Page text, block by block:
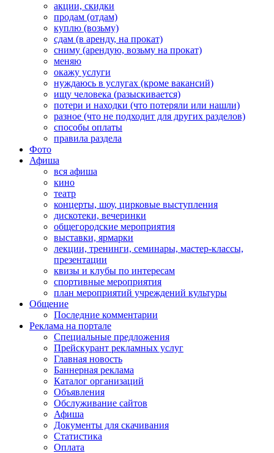
акции, скидки
продам (отдам)
куплю (возьму)
сдам (в аренду, на прокат)
сниму (арендую, возьму на прокат)
меняю
окажу услуги
нуждаюсь в услугах (кроме вакансий)
ищу человека (разыскивается)
потери и находки (что потеряли или нашли)
разное (что не подходит для других разделов)
способы оплаты
правила раздела
Фото
Афиша
вся афиша
кино
театр
концерты, шоу, цирковые выступления
дискотеки, вечеринки
общегородские мероприятия
выставки, ярмарки
лекции, тренинги, семинары, мастер-классы,
презентации
квизы и клубы по интересам
спортивные мероприятия
план мероприятий учреждений культуры
Общение
Последние комментарии
Реклама на портале
Специальные предложения
Прейскурант рекламных услуг
Главная новость
Баннерная реклама
Каталог организаций
Объявления
Обслуживание сайтов
Афиша
Документы для скачивания
Статистика
Оплата